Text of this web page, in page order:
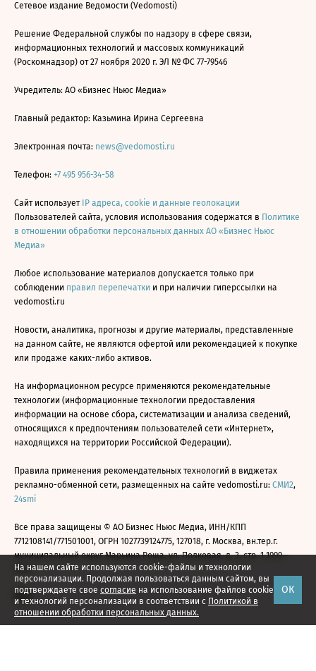
На нашем сайте используются cookie-файлы и технологии
персонализации. Продолжая пользоваться данным сайтом, вы
подтверждаете свое согласие на использование файлов cookie
и технологий персонализации в соответствии с Политикой в
отношении обработки персональных данных.
ОК
Сетевое издание Ведомости (Vedomosti)
Решение Федеральной службы по надзору в сфере связи,
информационных технологий и массовых коммуникаций
(Роскомнадзор) от 27 ноября 2020 г. ЭЛ № ФС 77-79546
Учредитель: АО «Бизнес Ньюс Медиа»
Главный редактор: Казьмина Ирина Сергеевна
Электронная почта: news@vedomosti.ru
Телефон: +7 495 956-34-58
Сайт использует IP адреса, cookie и данные геолокации
Пользователей сайта, условия использования содержатся в Политике
в отношении обработки персональных данных АО «Бизнес Ньюс
Медиа»
Любое использование материалов допускается только при
соблюдении правил перепечатки и при наличии гиперссылки на
vedomosti.ru
Новости, аналитика, прогнозы и другие материалы, представленные
на данном сайте, не являются офертой или рекомендацией к покупке
или продаже каких-либо активов.
На информационном ресурсе применяются рекомендательные
технологии (информационные технологии предоставления
информации на основе сбора, систематизации и анализа сведений,
относящихся к предпочтениям пользователей сети «Интернет»,
находящихся на территории Российской Федерации).
Правила применения рекомендательных технологий в виджетах
рекламно-обменной сети, размещенных на сайте vedomosti.ru: СМИ2,
24smi
Все права защищены © АО Бизнес Ньюс Медиа, ИНН/КПП
7712108141/771501001, ОГРН 1027739124775, 127018, г. Москва, вн.тер.г.
муниципальный округ Марьина Роща, ул. Полковая, д. 3, стр. 1 1999—
2026